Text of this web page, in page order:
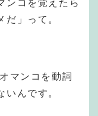
ンコを覚えたら
だ」って。
マンコを動詞
いんです。